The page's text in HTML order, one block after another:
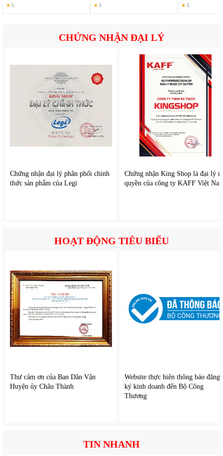
bánh... công suất 400W hoạt động ổn định, tiết kiệm điện năng
châu này có tác dụng giữ nhiệt độ nóng lâu dài cho nồi trân châu
giòn dai mềm như ban đầu, bạn có thể bảo quản trân châu lâu
hơn, đồng thời giữ trân châu không bị đông cứng, không bị kết
dính như cách làm thông thường.
★ 5 ★ 5 ★ 5
CHỨNG NHẬN ĐẠI LÝ
Chứng nhận đại lý phân phối chính
thức sản phẩm của Legi
Chứng nhận King Shop là đại lý
quyền của công ty KAFF Việt
HOẠT ĐỘNG TIÊU BIỂU
Thư cảm ơn của Ban Dân Vận
Huyện ủy Châu Thành
Website thực hiện thông báo đăng
ký kinh doanh đến Bộ Công
Thương
TIN NHANH